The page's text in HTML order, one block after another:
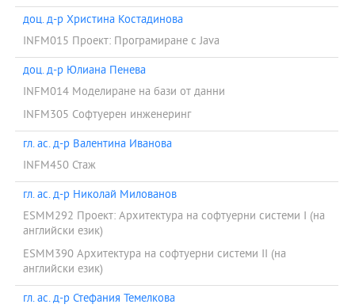
доц. д-р Христина Костадинова
INFM015 Проект: Програмиране с Java
доц. д-р Юлиана Пенева
INFM014 Моделиране на бази от данни
INFM305 Софтуерен инженеринг
гл. ас. д-р Валентина Иванова
INFM450 Стаж
гл. ас. д-р Николай Милованов
ESMM292 Проект: Архитектура на софтуерни системи І (на
английски език)
ESMM390 Архитектура на софтуерни системи ІІ (на
английски език)
гл. ас. д-р Стефания Темелкова